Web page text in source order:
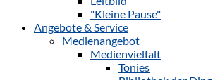
"Kleine Pause"
Angebote & Service
Medienangebot
Medienvielfalt
Tonies